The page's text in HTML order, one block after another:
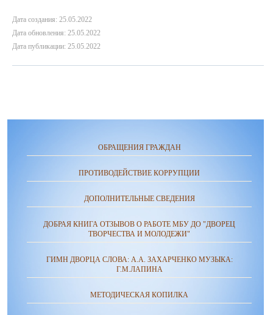
Дата создания: 25.05.2022
Дата обновления: 25.05.2022
Дата публикации: 25.05.2022
ОБРАЩЕНИЯ ГРАЖДАН
ПРОТИВОДЕЙСТВИЕ КОРРУПЦИИ
ДОПОЛНИТЕЛЬНЫЕ СВЕДЕНИЯ
ДОБРАЯ КНИГА ОТЗЫВОВ О РАБОТЕ МБУ ДО "ДВОРЕЦ
ТВОРЧЕСТВА И МОЛОДЕЖИ"
ГИМН ДВОРЦА СЛОВА: А.А. ЗАХАРЧЕНКО МУЗЫКА:
Г.М.ЛАПИНА
МЕТОДИЧЕСКАЯ КОПИЛКА